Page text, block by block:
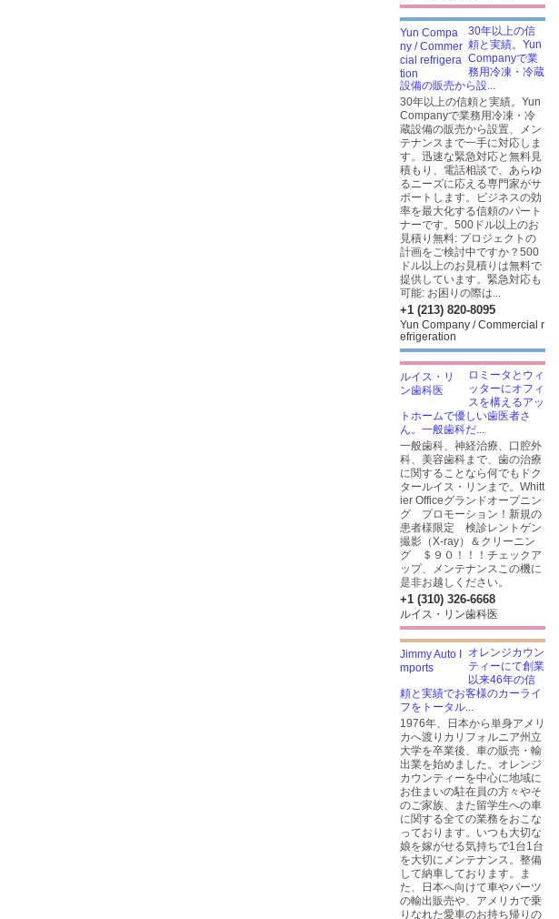
30年以上の信
頼と実績。Yun
Companyで業
務用冷凍・冷蔵
設備の販売から設...
30年以上の信頼と実績。Yun
Companyで業務用冷凍・冷
蔵設備の販売から設置、メン
テナンスまで一手に対応しま
す。迅速な緊急対応と無料見
積もり、電話相談で、あらゆ
るニーズに応える専門家がサ
ポートします。ビジネスの効
率を最大化する信頼のパート
ナーです。500ドル以上のお
見積り無料: プロジェクトの
計画をご検討中ですか？500
ドル以上のお見積りは無料で
提供しています。緊急対応も
可能: お困りの際は...
+1 (213) 820-8095
Yun Company / Commercial r
efrigeration
ロミータとウィ
ッターにオフィ
スを構えるアッ
トホームで優しい歯医者さ
ん。一般歯科だ...
一般歯科、神経治療、口腔外
科、美容歯科まで、歯の治療
に関することなら何でもドク
タールイス・リンまで。Whitt
ier Officeグランドオープニン
グ プロモーション！新規の
患者様限定 検診レントゲン
撮影（X-ray）＆クリーニン
グ ＄９０！！！チェックア
ップ、メンテナンスこの機に
是非お越しください。
+1 (310) 326-6668
ルイス・リン歯科医
オレンジカウン
ティーにて創業
以来46年の信
頼と実績でお客様のカーライ
フをトータル...
1976年、日本から単身アメリ
カへ渡りカリフォルニア州立
大学を卒業後、車の販売・輸
出業を始めました。オレンジ
カウンティーを中心に地域に
お住まいの駐在員の方々やそ
のご家族、また留学生への車
に関する全ての業務をおこな
っております。いつも大切な
娘を嫁がせる気持ちで1台1台
を大切にメンテナンス。整備
して納車しております。ま
た、日本へ向けて車やパーツ
の輸出販売や、アメリカで乗
りなれた愛車のお持ち帰りの